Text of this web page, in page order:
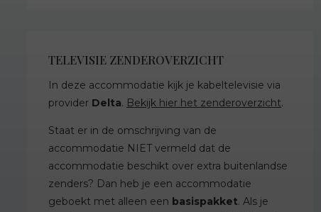
TELEVISIE ZENDEROVERZICHT
In deze accommodatie kijk je kabeltelevisie via
provider Delta. Bekijk hier het zenderoverzicht.
Staat er in de omschrijving van de
accommodatie NIET vermeld dat de
accommodatie beschikt over extra buitenlandse
zenders? Dan heb je een accommodatie
geboekt met alleen een basispakket. Als je